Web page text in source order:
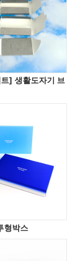
] 생활도자기 브
형박스